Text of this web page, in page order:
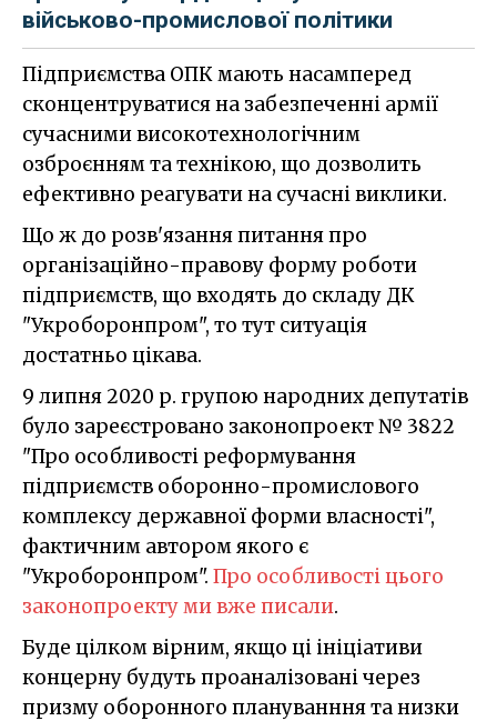
військово-промислової політики
Підприємства ОПК мають насамперед
сконцентруватися на забезпеченні армії
сучасними високотехнологічним
озброєнням та технікою, що дозволить
ефективно реагувати на сучасні виклики.
Що ж до розв'язання питання про
організаційно-правову форму роботи
підприємств, що входять до складу ДК
"Укроборонпром", то тут ситуація
достатньо цікава.
9 липня 2020 р. групою народних депутатів
було зареєстровано законопроект № 3822
"Про особливості реформування
підприємств оборонно-промислового
комплексу державної форми власності",
фактичним автором якого є
"Укроборонпром". Про особливості цього
законопроекту ми вже писали.
Буде цілком вірним, якщо ці ініціативи
концерну будуть проаналізовані через
призму оборонного плануванння та низки